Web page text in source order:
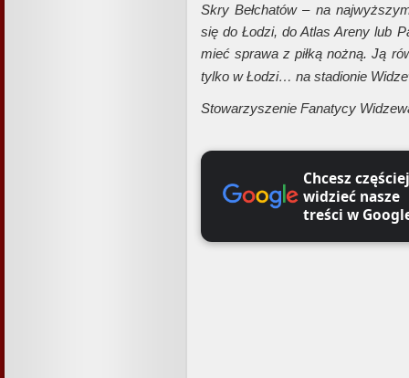
Skry Bełchatów – na
się do Łodzi, do Atlas Areny lub
mieć sprawa z piłką nożną. Ją
tylko w Łodzi… na stadionie
Stowarzyszenie Fanatycy
Chcesz częściej
widzieć nasze
treści w